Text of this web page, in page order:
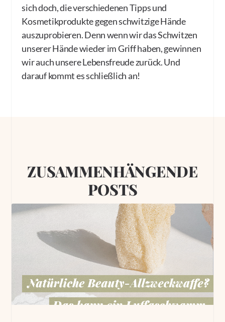
sich doch, die verschiedenen Tipps und
Kosmetikprodukte gegen schwitzige Hände
auszuprobieren. Denn wenn wir das Schwitzen
unserer Hände wieder im Griff haben, gewinnen
wir auch unsere Lebensfreude zurück. Und
darauf kommt es schließlich an!
ZUSAMMENHÄNGENDE
POSTS